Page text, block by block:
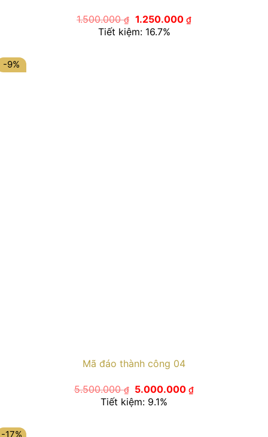
1.500.000₫ Giá
gốc
là:
1.250.000 ₫Giá
hiện
Tiết kiệm: 16.7%
-9%
Mã đáo thành công 04
5.500.000₫
Giá
gốc
là:
5.000.000₫Giá
Tiết kiệm: 9.1%
-17%